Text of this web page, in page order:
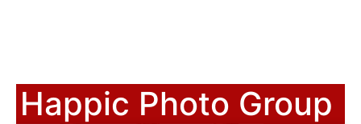
Happic Photo Group